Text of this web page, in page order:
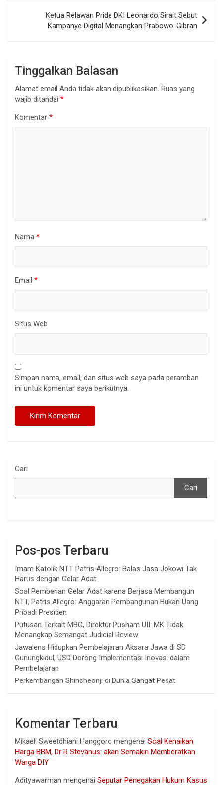
Ketua Relawan Pride DKI Leonardo Sirait Sebut
Kampanye Digital Menangkan Prabowo-Gibran
Tinggalkan Balasan
Alamat email Anda tidak akan dipublikasikan. Ruas yang
wajib ditandai *
Komentar *
Nama *
Email *
Situs Web
Simpan nama, email, dan situs web saya pada peramban
ini untuk komentar saya berikutnya.
Cari
Cari
Pos-pos Terbaru
Imam Katolik NTT Patris Allegro: Balas Jasa Jokowi Tak
Harus dengan Gelar Adat
Soal Pemberian Gelar Adat karena Berjasa Membangun
NTT, Patris Allegro: Anggaran Pembangunan Bukan Uang
Pribadi Presiden
Putusan Terkait MBG, Direktur Pusham UII: MK Tidak
Menangkap Semangat Judicial Review
Jawalens Hidupkan Pembelajaran Aksara Jawa di SD
Gunungkidul, USD Dorong Implementasi Inovasi dalam
Pembelajaran
Perkembangan Shincheonji di Dunia Sangat Pesat
Komentar Terbaru
Mikaell Sweetdhiani Hanggoro mengenai Soal Kenaikan
Harga BBM, Dr R Stevanus: akan Semakin Memberatkan
Warga DIY
Adityawarman mengenai Seputar Penegakan Hukum Kasus